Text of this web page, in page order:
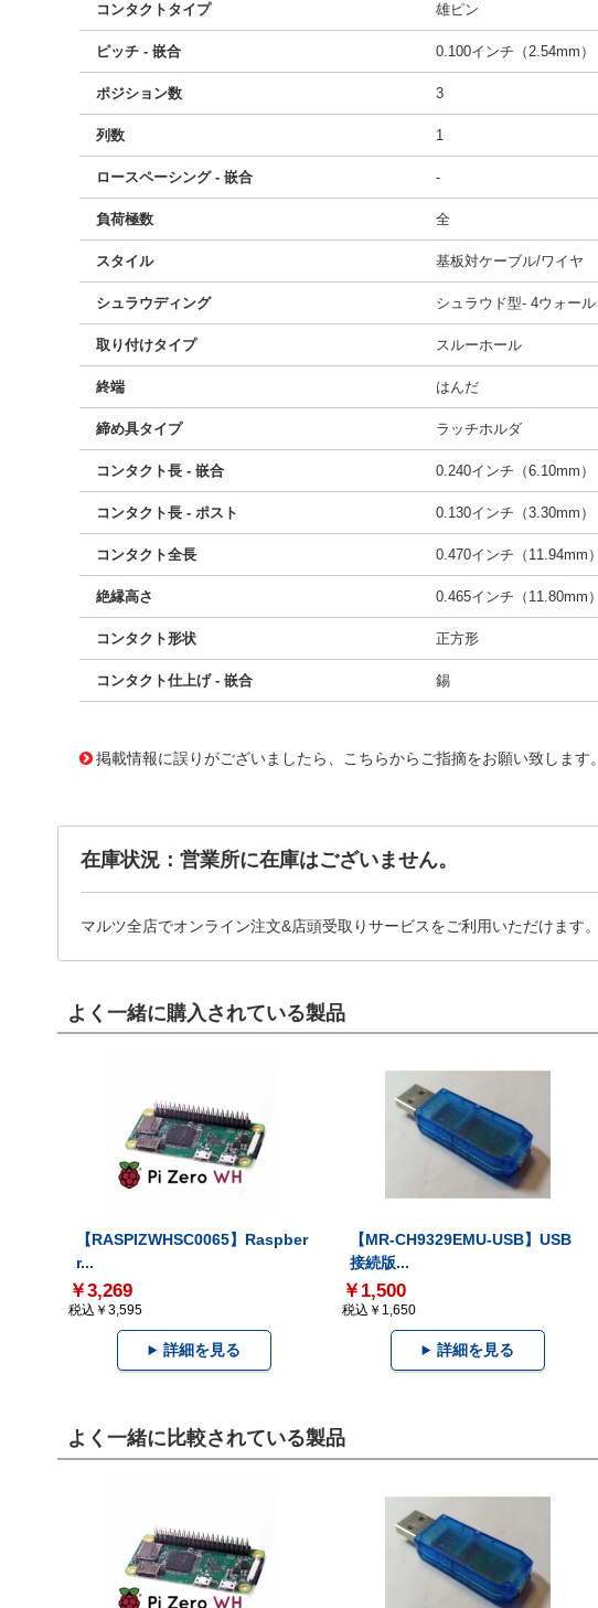
コンタクトタイプ 雄ピン
ピッチ - 嵌合 0.100インチ（2.54mm）
ポジション数 3
列数 1
ロースペーシング - 嵌合 -
負荷極数 全
スタイル 基板対ケーブル/ワイヤ
シュラウディング シュラウド型- 4ウォール
取り付けタイプ スルーホール
終端 はんだ
締め具タイプ ラッチホルダ
コンタクト長 - 嵌合 0.240インチ（6.10mm）
コンタクト長 - ポスト 0.130インチ（3.30mm）
コンタクト全長 0.470インチ（11.94mm）
絶縁高さ 0.465インチ（11.80mm）
コンタクト形状 正方形
コンタクト仕上げ - 嵌合 錫
掲載情報に誤りがございましたら、こちらからご指摘をお願い致します。
在庫状況：営業所に在庫はございません。
マルツ全店でオンライン注文&店頭受取りサービスをご利用いただけます。
よく一緒に購入されている製品
【RASPIZWHSC0065】Raspber
r...
￥3,269
税込￥3,595
詳細を見る
【MR-CH9329EMU-USB】USB
接続版...
￥1,500
税込￥1,650
詳細を見る
よく一緒に比較されている製品